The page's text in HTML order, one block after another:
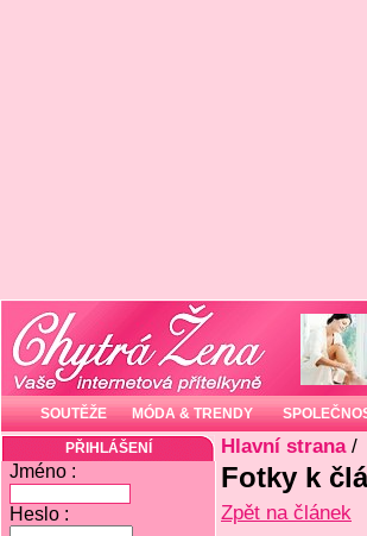
SOUTĚŽE MÓDA & TRENDY
PŘIHLÁŠENÍ
Jméno :
Heslo :
Hlavní strana/
Fotky k
Zpět na článek